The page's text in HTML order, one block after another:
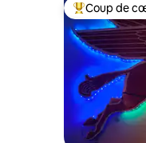
Coups de
Coup de